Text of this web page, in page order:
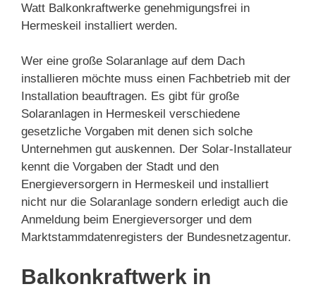
Watt Balkonkraftwerke genehmigungsfrei in
Hermeskeil installiert werden.
Wer eine große Solaranlage auf dem Dach
installieren möchte muss einen Fachbetrieb mit der
Installation beauftragen. Es gibt für große
Solaranlagen in Hermeskeil verschiedene
gesetzliche Vorgaben mit denen sich solche
Unternehmen gut auskennen. Der Solar-Installateur
kennt die Vorgaben der Stadt und den
Energieversorgern in Hermeskeil und installiert
nicht nur die Solaranlage sondern erledigt auch die
Anmeldung beim Energieversorger und dem
Marktstammdatenregisters der Bundesnetzagentur.
Balkonkraftwerk in